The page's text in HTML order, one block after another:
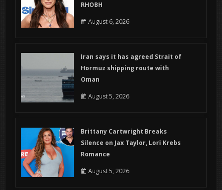
RHOBH
August 6, 2026
Iran says it has agreed Strait of
Hormuz shipping route with
Oman
August 5, 2026
Brittany Cartwright Breaks
Silence on Jax Taylor, Lori Krebs
Romance
August 5, 2026